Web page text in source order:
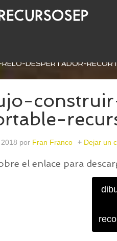
CONSTRUIMOS
DESPERTADOR-
por Fran Franco Dejar un
el enlace para